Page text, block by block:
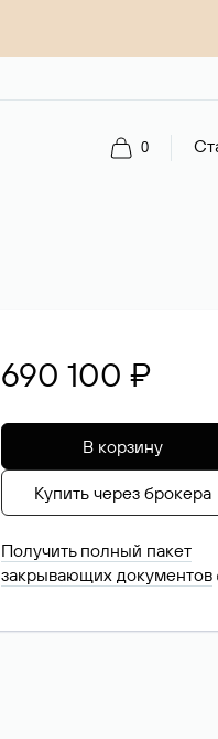
0
690 100 ₽
В корзину
Купить через брокера
Получить полный пакет
закрывающих документов